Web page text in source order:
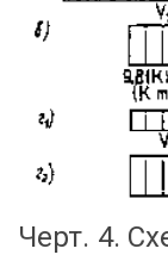
Черт. 4.